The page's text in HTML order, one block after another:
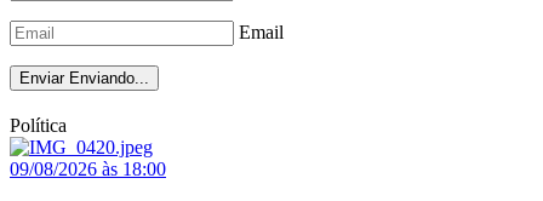
Email
Enviar Enviando...
Política
09/08/2026 às 18:00